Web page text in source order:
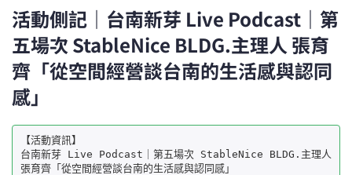
活動側記｜台南新芽 Live Podcast｜第
五場次 StableNice BLDG.主理人 張育
齊「從空間經營談台南的生活感與認同
感」
【活動資訊】
台南新芽 Live Podcast｜第五場次 StableNice BLDG.主理人
張育齊「從空間經營談台南的生活感與認同感」